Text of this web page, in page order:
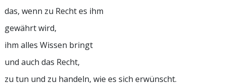
das, wenn zu Recht es ihm
gewährt wird,
ihm alles Wissen bringt
und auch das Recht,
zu tun und zu handeln, wie es sich erwünscht.